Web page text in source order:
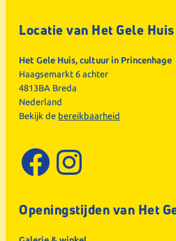
Locatie van Het Gele Huis
Het Gele Huis, cultuur in Princenhage
Haagsemarkt 6 achter
4813BA Breda
Nederland
Bekijk de bereikbaarheid
Facebook
Openingstijden van Het